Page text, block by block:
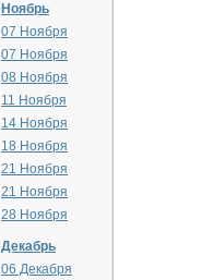
Ноябрь
07 Ноября
07 Ноября
08 Ноября
11 Ноября
14 Ноября
18 Ноября
21 Ноября
21 Ноября
28 Ноября
Декабрь
06 Декабря